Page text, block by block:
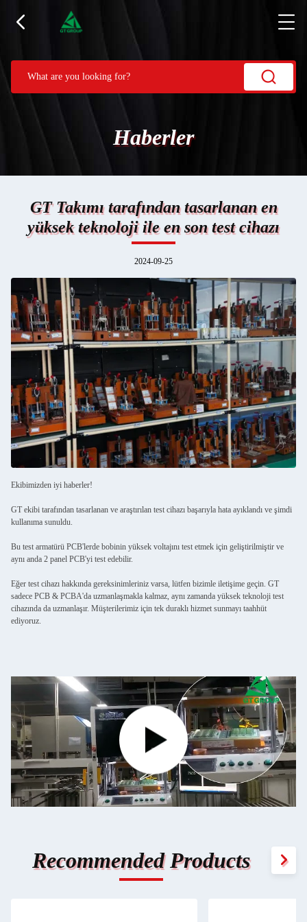
Haberler
GT Takımı tarafından tasarlanan en
yüksek teknoloji ile en son test cihazı
2024-09-25
Ekibimizden iyi haberler!
GT ekibi tarafından tasarlanan ve araştırılan test cihazı başarıyla hata ayıklandı ve şimdi
kullanıma sunuldu.
Bu test armatürü PCB'lerde bobinin yüksek voltajını test etmek için geliştirilmiştir ve
aynı anda 2 panel PCB'yi test edebilir.
Eğer test cihazı hakkında gereksinimleriniz varsa, lütfen bizimle iletişime geçin. GT
sadece PCB & PCBA'da uzmanlaşmakla kalmaz, aynı zamanda yüksek teknoloji test
cihazında da uzmanlaşır. Müşterilerimiz için tek duraklı hizmet sunmayı taahhüt
ediyoruz.
Recommended Products